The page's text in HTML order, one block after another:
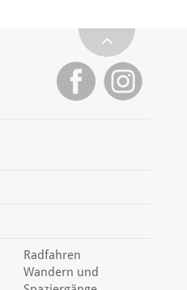
Radfahren
Wandern und